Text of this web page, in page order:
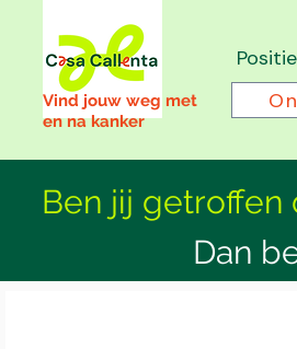
Vind jouw weg met
en na kanker
Ben jij getroffen
Dan